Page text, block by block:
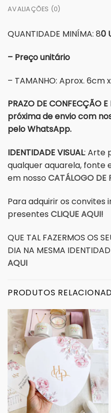
AVALIAÇÕES (0)
QUANTIDADE MINÍMA: 80
– Preço unitário
– TAMANHO: Aprox. 6cm
PRAZO DE CONFECÇÃO
próxima de envio com
pelo WhatsApp.
IDENTIDADE VISUAL: Arte
qualquer aquarela, fonte
em nossoCATÁLOGO DE
Para adquirir os convites
presentes CLIQUE AQUI!
QUE TAL FAZERMOS OS
DIA NA MESMA
AQUI
PRODUTOS